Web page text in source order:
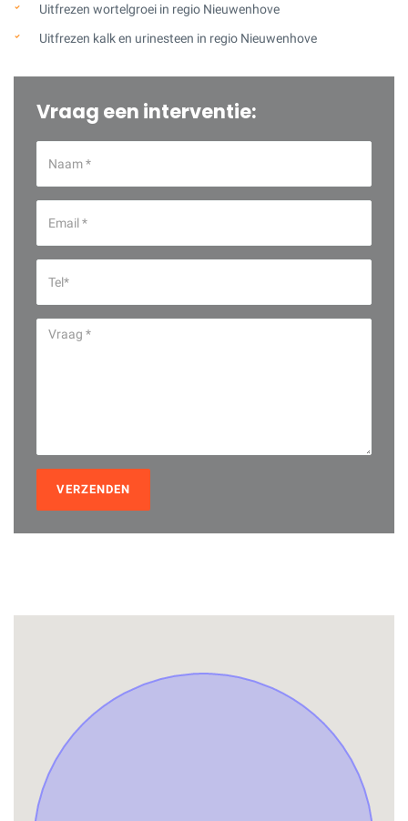
Uitfrezen wortelgroei in regio Nieuwenhove
Uitfrezen kalk en urinesteen in regio Nieuwenhove
Vraag een interventie:
VERZENDEN